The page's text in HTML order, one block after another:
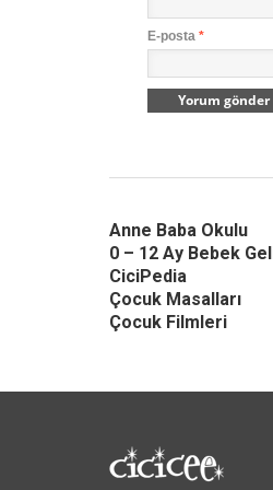
E-posta *
Anne Baba Okulu
0 – 12 Ay Bebek
CiciPedia
Çocuk Masalları
Çocuk Filmleri